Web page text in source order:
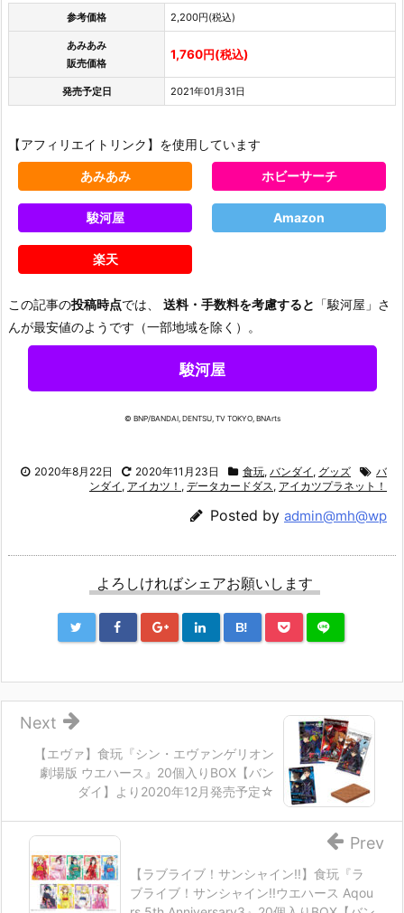
参考価格 2,200円(税込)
あみあみ
販売価格
1,760円(税込)
発売予定日 2021年01月31日
【アフィリエイトリンク】を使用しています
あみあみ ホビーサーチ
駿河屋 Amazon
楽天
この記事の投稿時点では、 送料・手数料を考慮すると 「駿河屋」さ
んが最安値のようです（一部地域を除く）。
駿河屋
© BNP/BANDAI, DENTSU, TV TOKYO, BNArts
2020年8月22日 2020年11月23日 食玩, バンダイ , グッズ
バ
ンダイ , アイカツ！ , データカードダス, アイカツプラネット！
Posted by admin@mh@wp
よろしければシェアお願いします
B!
【エヴァ】食玩『シン・エヴァンゲリオン
劇場版 ウエハース』20個入りBOX【バン
ダイ】より2020年12月発売予定☆
Next
【ラブライブ！サンシャイン!!】食玩『ラ
ブライブ！サンシャイン!!ウエハース Aqou
Prev